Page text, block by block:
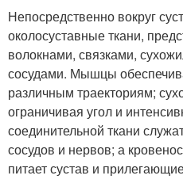
Непосредственно вокруг
околосуставные ткани,
волокнами, связками,
сосудами. Мышцы
различным траекториям;
ограничивая угол и
соединительной ткани
сосудов и нервов; а
питает сустав и